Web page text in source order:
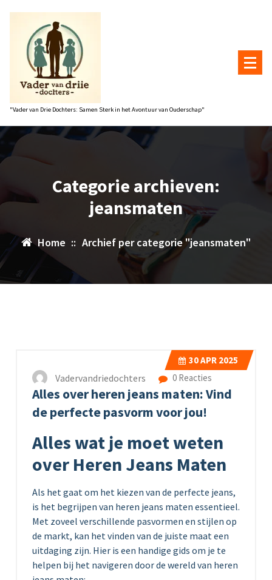
"Vader van Drie Dochters: Samen Sterk in het Avontuur van Ouderschap"
Categorie archieven:
jeansmaten
Home :: Archief per categorie "jeansmaten"
30APR 2025
Vadervandriedochters 0 Reacties
Alles over heren jeans maten: Vind
de perfecte pasvorm voor jou!
Alles wat je moet weten
over Heren Jeans Maten
Als het gaat om het kiezen van de perfecte jeans,
is het begrijpen van heren jeans maten essentieel.
Met zoveel verschillende pasvormen en stijlen op
de markt, kan het vinden van de juiste maat een
uitdaging zijn. Hier is een handige gids om je te
helpen bij het navigeren door de wereld van heren